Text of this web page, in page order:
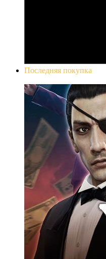
Последняя покупка